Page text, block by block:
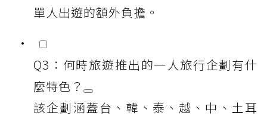
單人出遊的額外負擔。
Q3：何時旅遊推出的一人旅行企劃有什
麼特色？
該企劃涵蓋台、韓、泰、越、中、土耳